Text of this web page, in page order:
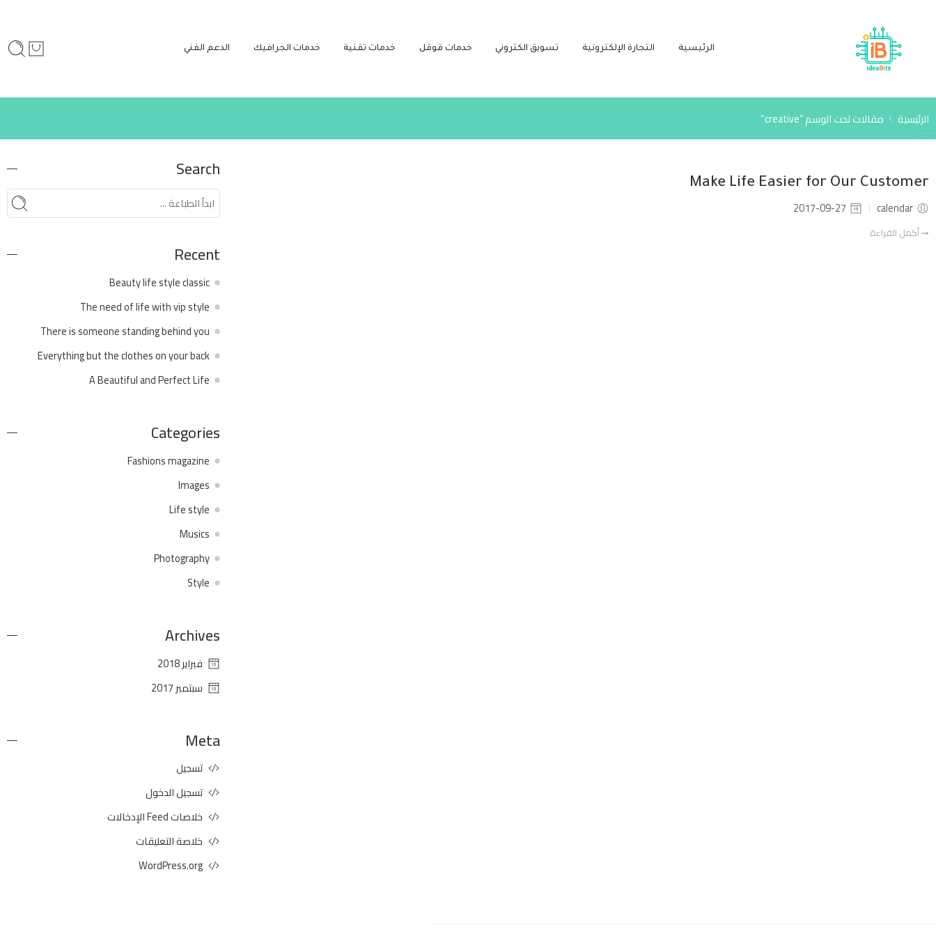
الرئيسية التجارة الإلكترونية تسويق الكتروني خدمات قوقل خدمات تقنية خدمات الجرافيك الدعم الفني
الرئيسية مقالات تحت الوسم “creative”
Make Life Easier for Our Customer
calendar
2017-09-27
➞ أكمل القراءة
Search
Recent
Beauty life style classic
The need of life with vip style
There is someone standing behind you
Everything but the clothes on your back
A Beautiful and Perfect Life
Categories
Fashions magazine
Images
Life style
Musics
Photography
Style
Archives
فبراير 2018
سبتمبر 2017
Meta
تسجيل
تسجيل الدخول
خلاصات Feed الإدخالات
خلاصة التعليقات
WordPress.org